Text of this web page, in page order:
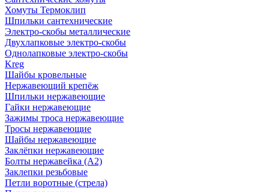
Хомуты Термоклип
Шпильки сантехнические
Электро-скобы металлические
Двухлапковые электро-скобы
Однолапковые электро-скобы
Kreg
Шайбы кровельные
Нержавеющий крепёж
Шпильки нержавеющие
Гайки нержавеющие
Зажимы троса нержавеющие
Тросы нержавеющие
Шайбы нержавеющие
Заклёпки нержавеющие
Болты нержавейка (А2)
Заклепки резьбовые
Петли воротные (стрела)